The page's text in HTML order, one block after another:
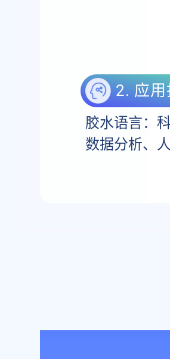
2. 应
胶水语言：
数据分析、